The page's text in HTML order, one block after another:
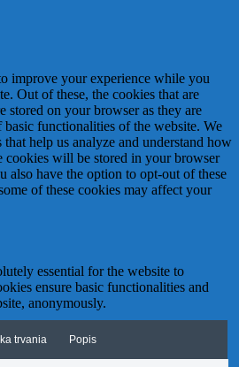
improve your experience while you
Out of these, the cookies that are
stored on your browser as they are
functionalities of the website. We
help us analyze and understand how
cookies will be stored in your browser
also have the option to opt-out of these
of these cookies may affect your
essential for the website to
ensure basic functionalities and
anonymously.
trvania Popis